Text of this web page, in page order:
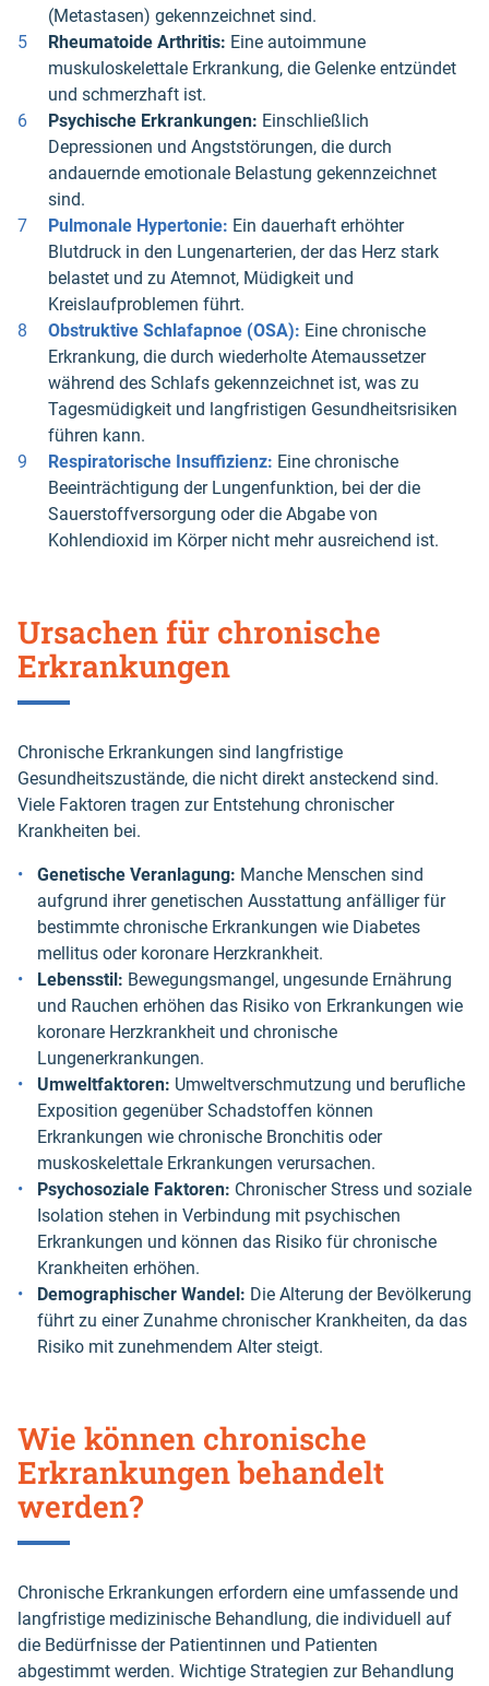
(Metastasen) gekennzeichnet sind.
Rheumatoide Arthritis: Eine autoimmune
muskuloskelettale Erkrankung, die Gelenke entzündet
und schmerzhaft ist.
Psychische Erkrankungen: Einschließlich
Depressionen und Angststörungen, die durch
andauernde emotionale Belastung gekennzeichnet
sind.
Pulmonale Hypertonie: Ein dauerhaft erhöhter
Blutdruck in den Lungenarterien, der das Herz stark
belastet und zu Atemnot, Müdigkeit und
Kreislaufproblemen führt.
Obstruktive Schlafapnoe (OSA): Eine chronische
Erkrankung, die durch wiederholte Atemaussetzer
während des Schlafs gekennzeichnet ist, was zu
Tagesmüdigkeit und langfristigen Gesundheitsrisiken
führen kann.
Respiratorische Insuffizienz: Eine chronische
Beeinträchtigung der Lungenfunktion, bei der die
Sauerstoffversorgung oder die Abgabe von
Kohlendioxid im Körper nicht mehr ausreichend ist.
Ursachen für chronische
Erkrankungen
Chronische Erkrankungen sind langfristige
Gesundheitszustände, die nicht direkt ansteckend sind.
Viele Faktoren tragen zur Entstehung chronischer
Krankheiten bei.
Genetische Veranlagung: Manche Menschen sind
aufgrund ihrer genetischen Ausstattung anfälliger für
bestimmte chronische Erkrankungen wie Diabetes
mellitus oder koronare Herzkrankheit.
Lebensstil: Bewegungsmangel, ungesunde Ernährung
und Rauchen erhöhen das Risiko von Erkrankungen wie
koronare Herzkrankheit und chronische
Lungenerkrankungen.
Umweltfaktoren: Umweltverschmutzung und berufliche
Exposition gegenüber Schadstoffen können
Erkrankungen wie chronische Bronchitis oder
muskoskelettale Erkrankungen verursachen.
Psychosoziale Faktoren: Chronischer Stress und soziale
Isolation stehen in Verbindung mit psychischen
Erkrankungen und können das Risiko für chronische
Krankheiten erhöhen.
Demographischer Wandel: Die Alterung der Bevölkerung
führt zu einer Zunahme chronischer Krankheiten, da das
Risiko mit zunehmendem Alter steigt.
Wie können chronische
Erkrankungen behandelt
werden?
Chronische Erkrankungen erfordern eine umfassende und
langfristige medizinische Behandlung, die individuell auf
die Bedürfnisse der Patientinnen und Patienten
abgestimmt werden. Wichtige Strategien zur Behandlung